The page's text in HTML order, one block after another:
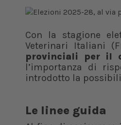
Con la stagione
Veterinari Italiani
provinciali per il
l’importanza di
introdotto la
Le linee guida